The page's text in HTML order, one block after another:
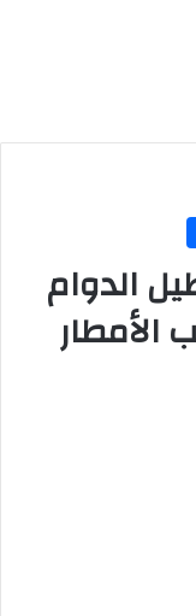
الدوام
الأمطار